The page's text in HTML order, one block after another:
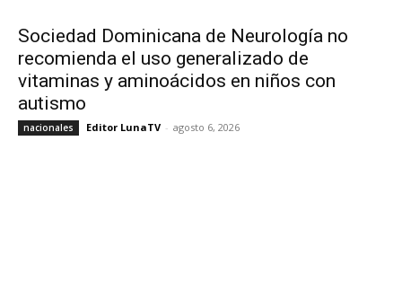
Sociedad Dominicana de Neurología no
recomienda el uso generalizado de
vitaminas y aminoácidos en niños con
autismo
nacionales Editor LunaTV - agosto 6, 2026